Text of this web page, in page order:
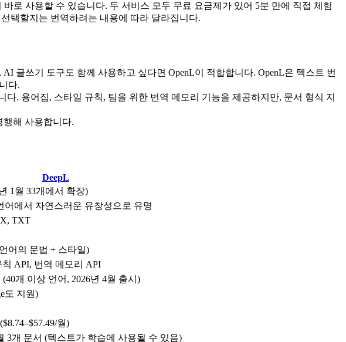
로 사용할 수 있습니다. 두 서비스 모두 무료 요금제가 있어 5분 만에 직접 체험
택할지는 번역하려는 내용에 따라 달라집니다.
글쓰기 도구도 함께 사용하고 싶다면 OpenL이 적합합니다. OpenL은 텍스트 번
다.
. 용어집, 스타일 규칙, 팀을 위한 번역 메모리 기능을 제공하지만, 문서 형식 지
행해 사용합니다.
DeepL
1월 33개에서 확장)
어에서 자연스러운 유창성으로 유명
TXT
어의 문법 + 스타일)
API, 번역 메모리 API
개 이상 언어, 2026년 4월 출시)
도 지원)
월)
3개 문서 (텍스트가 학습에 사용될 수 있음)